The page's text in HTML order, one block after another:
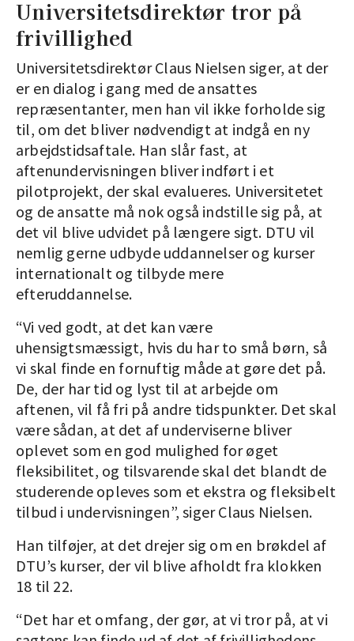
Universitetsdirektør tror på
frivillighed
Universitetsdirektør Claus Nielsen siger, at der
er en dialog i gang med de ansattes
repræsentanter, men han vil ikke forholde sig
til, om det bliver nødvendigt at indgå en ny
arbejdstidsaftale. Han slår fast, at
aftenundervisningen bliver indført i et
pilotprojekt, der skal evalueres. Universitetet
og de ansatte må nok også indstille sig på, at
det vil blive udvidet på længere sigt. DTU vil
nemlig gerne udbyde uddannelser og kurser
internationalt og tilbyde mere
efteruddannelse.
“Vi ved godt, at det kan være
uhensigtsmæssigt, hvis du har to små børn, så
vi skal finde en fornuftig måde at gøre det på.
De, der har tid og lyst til at arbejde om
aftenen, vil få fri på andre tidspunkter. Det skal
være sådan, at det af underviserne bliver
oplevet som en god mulighed for øget
fleksibilitet, og tilsvarende skal det blandt de
studerende opleves som et ekstra og fleksibelt
tilbud i undervisningen”, siger Claus Nielsen.
Han tilføjer, at det drejer sig om en brøkdel af
DTU’s kurser, der vil blive afholdt fra klokken
18 til 22.
“Det har et omfang, der gør, at vi tror på, at vi